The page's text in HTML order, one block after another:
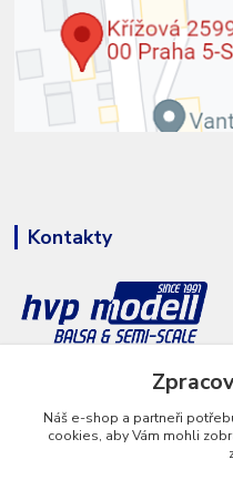
Kontakty
+420 777 286 674
info@hvp-modell.cz
Náš e-shop a partneři
cookies, aby Vám mohli